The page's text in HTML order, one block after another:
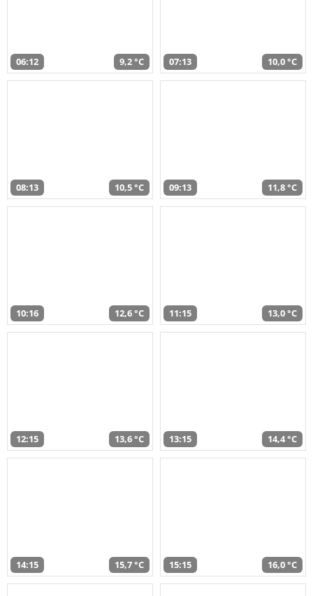
06:12 9,2 °C 07:13 10,0 °C
08:13 10,5 °C 09:13 11,8 °C
10:16 12,6 °C 11:15 13,0 °C
12:15 13,6 °C 13:15 14,4 °C
14:15 15,7 °C 15:15 16,0 °C